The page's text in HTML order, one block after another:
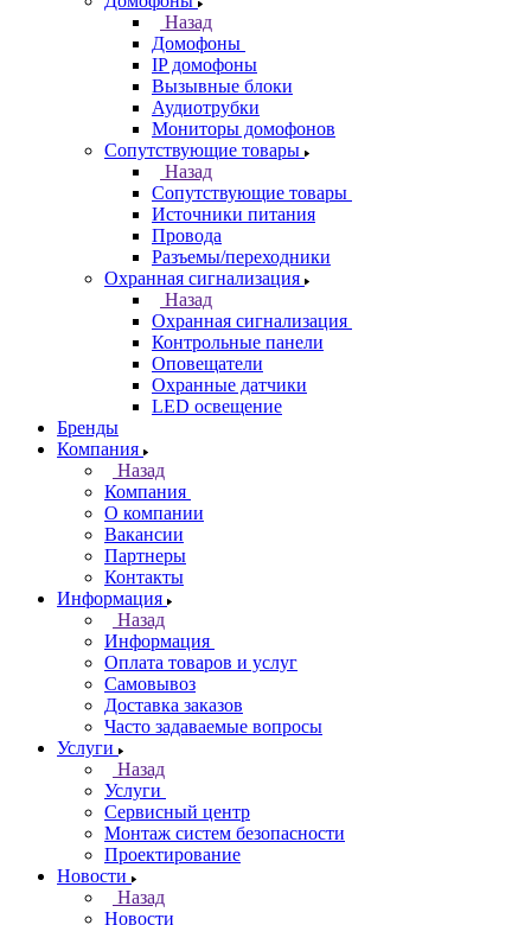
Назад
Домофоны
IP домофоны
Вызывные блоки
Аудиотрубки
Мониторы домофонов
Сопутствующие товары
Назад
Сопутствующие товары
Источники питания
Провода
Разъемы/переходники
Охранная сигнализация
Назад
Охранная сигнализация
Контрольные панели
Оповещатели
Охранные датчики
LED освещение
Бренды
Компания
Назад
Компания
О компании
Вакансии
Партнеры
Контакты
Информация
Назад
Информация
Оплата товаров и услуг
Самовывоз
Доставка заказов
Часто задаваемые вопросы
Услуги
Назад
Услуги
Сервисный центр
Монтаж систем безопасности
Проектирование
Новости
Назад
Новости